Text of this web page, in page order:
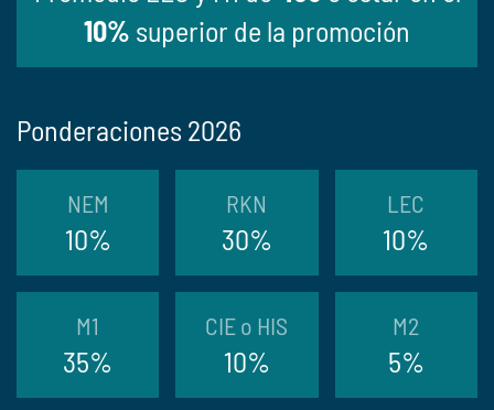
10% superior de la promoción
Ponderaciones 2026
NEM
10%
RKN
30%
LEC
10%
M1
35%
CIE o HIS
10%
M2
5%